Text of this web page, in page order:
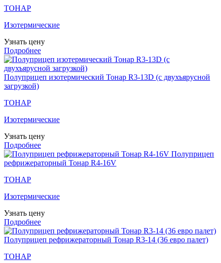
ТОНАР
Изотермические
Узнать цену
Подробнее
Полуприцеп изотермический Тонар R3-13D (с двухъярусной
загрузкой)
ТОНАР
Изотермические
Узнать цену
Подробнее
Полуприцеп
рефрижераторный Тонар R4-16V
ТОНАР
Изотермические
Узнать цену
Подробнее
Полуприцеп рефрижераторный Тонар R3-14 (36 евро палет)
ТОНАР